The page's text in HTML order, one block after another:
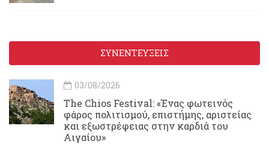
ΣΥΝΕΝΤΕΥΞΕΙΣ
03/08/2026
Τhe Chios Festival: «Ένας φωτεινός
φάρος πολιτισμού, επιστήμης, αριστείας
και εξωστρέφειας στην καρδιά του
Αιγαίου»